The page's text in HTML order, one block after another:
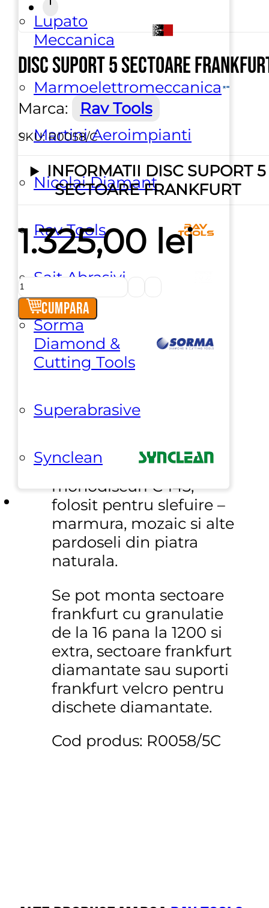
Lupato
Meccanica
Marmoelettromeccanica
Martini Aeroimpianti
Nicolai Diamant
Rav Tools
Sait Abrasivi
Sorma
Diamond &
Cutting Tools
Superabrasive
Synclean
Disc suport 5 sectoare
Marca: Rav Tools
SKU: R0058/C
INFORMATII DISC SUPORT 5
SECTOARE FRANKFURT
1.325,00 lei
Cantitate
Disc
suport
sectoare
Cumpara
Descriere
Accesoriu pentru
monodiscuri C 143,
folosit pentru slefuire –
marmura, mozaic si alte
pardoseli din piatra
naturala.
Se pot monta sectoare
frankfurt cu granulatie
de la 16 pana la 1200 si
extra, sectoare frankfurt
diamantate sau suporti
frankfurt velcro pentru
dischete diamantate.
Cod produs: R0058/5C